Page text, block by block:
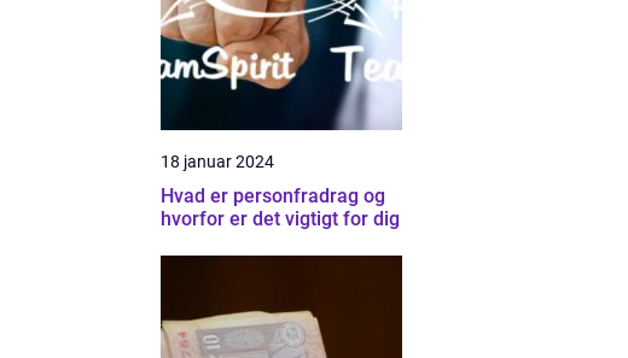
18 januar 2024
Hvad er personfradrag og
hvorfor er det vigtigt for dig